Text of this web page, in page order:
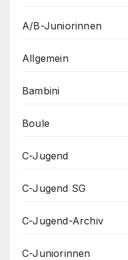
A/B-Juniorinnen
Allgemein
Bambini
Boule
C-Jugend
C-Jugend SG
C-Jugend-Archiv
C-Juniorinnen